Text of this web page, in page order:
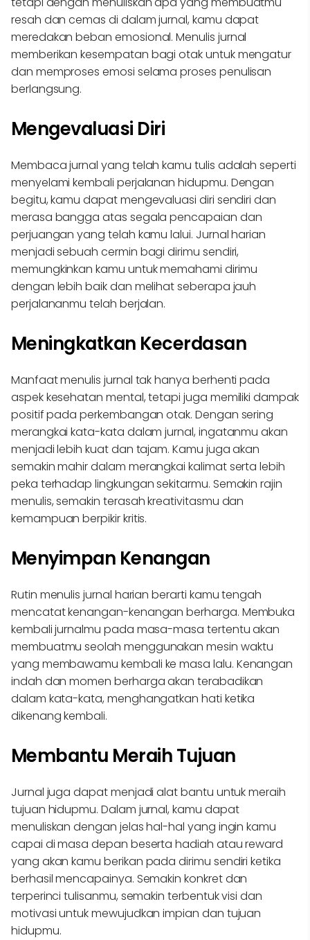
resah dan cemas di dalam jurnal, kamu dapat
meredakan beban emosional. Menulis jurnal
memberikan kesempatan bagi otak untuk mengatur
dan memproses emosi selama proses penulisan
berlangsung.
Mengevaluasi Diri
Membaca jurnal yang telah kamu tulis adalah seperti
menyelami kembali perjalanan hidupmu. Dengan
begitu, kamu dapat mengevaluasi diri sendiri dan
merasa bangga atas segala pencapaian dan
perjuangan yang telah kamu lalui. Jurnal harian
menjadi sebuah cermin bagi dirimu sendiri,
memungkinkan kamu untuk memahami dirimu
dengan lebih baik dan melihat seberapa jauh
perjalananmu telah berjalan.
Meningkatkan Kecerdasan
Manfaat menulis jurnal tak hanya berhenti pada
aspek kesehatan mental, tetapi juga memiliki dampak
positif pada perkembangan otak. Dengan sering
merangkai kata-kata dalam jurnal, ingatanmu akan
menjadi lebih kuat dan tajam. Kamu juga akan
semakin mahir dalam merangkai kalimat serta lebih
peka terhadap lingkungan sekitarmu. Semakin rajin
menulis, semakin terasah kreativitasmu dan
kemampuan berpikir kritis.
Menyimpan Kenangan
Rutin menulis jurnal harian berarti kamu tengah
mencatat kenangan-kenangan berharga. Membuka
kembali jurnalmu pada masa-masa tertentu akan
membuatmu seolah menggunakan mesin waktu
yang membawamu kembali ke masa lalu. Kenangan
indah dan momen berharga akan terabadikan
dalam kata-kata, menghangatkan hati ketika
dikenang kembali.
Membantu Meraih Tujuan
Jurnal juga dapat menjadi alat bantu untuk meraih
tujuan hidupmu. Dalam jurnal, kamu dapat
menuliskan dengan jelas hal-hal yang ingin kamu
capai di masa depan beserta hadiah atau reward
yang akan kamu berikan pada dirimu sendiri ketika
berhasil mencapainya. Semakin konkret dan
terperinci tulisanmu, semakin terbentuk visi dan
motivasi untuk mewujudkan impian dan tujuan
hidupmu.